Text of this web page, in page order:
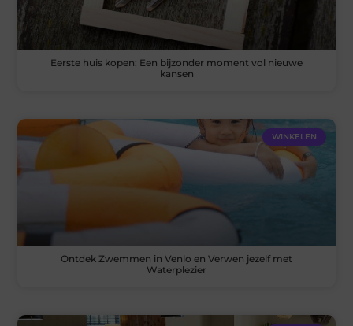
Eerste huis kopen: Een bijzonder moment vol nieuwe
kansen
WINKELEN
Ontdek Zwemmen in Venlo en Verwen jezelf met
Waterplezier